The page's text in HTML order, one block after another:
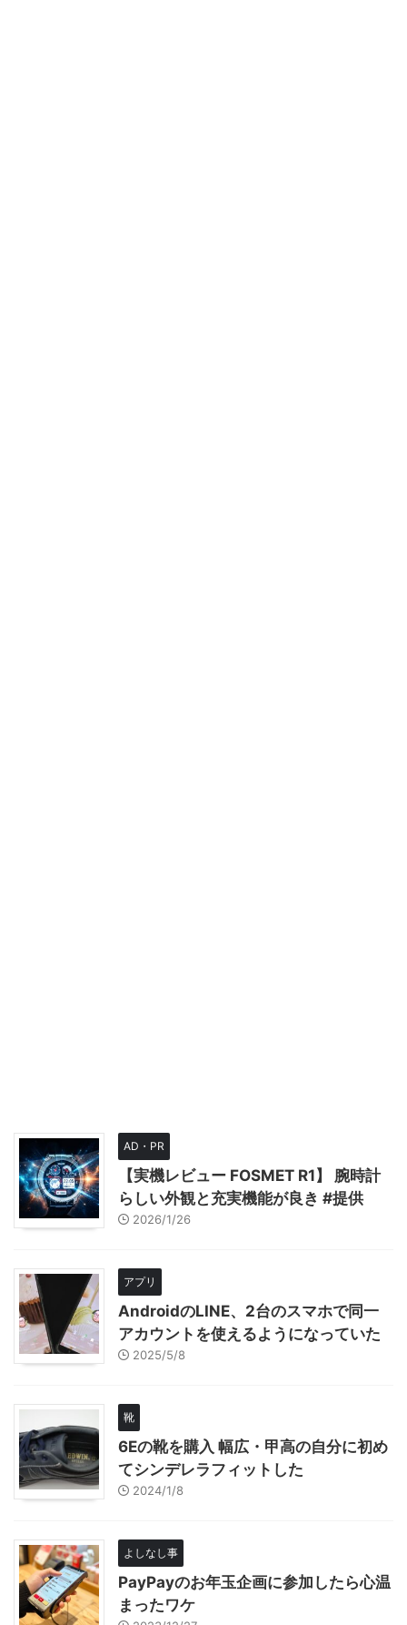
AD・PR
【実機レビュー FOSMET R1】 腕時計
らしい外観と充実機能が良き #提供
2026/1/26
アプリ
AndroidのLINE、2台のスマホで同一
アカウントを使えるようになっていた
2025/5/8
靴
6Eの靴を購入 幅広・甲高の自分に初め
てシンデレラフィットした
2024/1/8
よしなし事
PayPayのお年玉企画に参加したら心温
まったワケ